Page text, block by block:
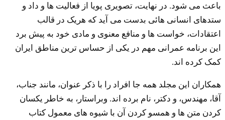
باعث می شود. در نهایت، تصویری پویا از فعالیت ها و داد و
ستدهای انسانی هائی بدست می آید که هریک در قالب
اعتقادات، خواست ها و منافع معنوی و مادی خود به پیش برد
این برنامه عمرانی مهم در یکی از حساس ترین مناطق ایران
کمک کرده اند.
همکاران این مجلد همه جا افراد را با ذکر عنوان، مانند جناب،
آقا، مهندس، و دکتر، نام برده اند. وبراستار، به خاطر یکسان
کردن متن ها و همسو کردن آن با شیوه های معمول کتاب